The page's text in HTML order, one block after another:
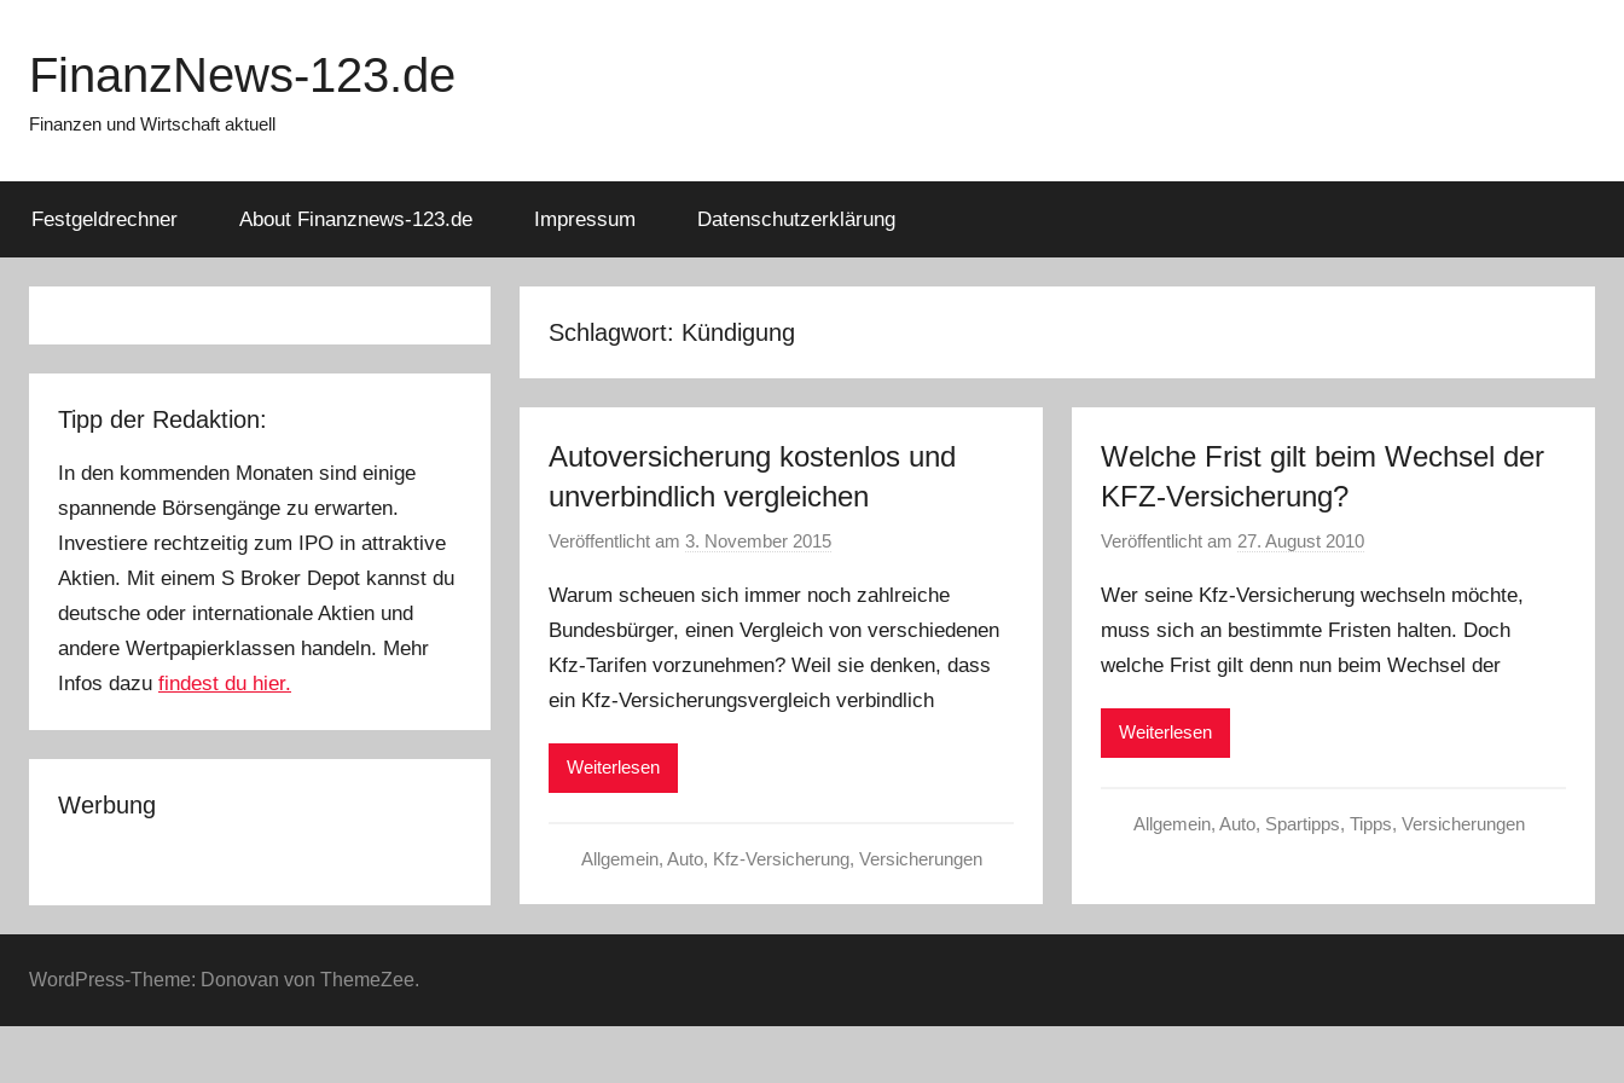
springen
FinanzNews-123.de
Finanzen und Wirtschaft aktuell
Festgeldrechner About Finanznews-123.de Impressum Datenschutzerklärung
Schlagwort: Kündigung
Autoversicherung kostenlos und
unverbindlich vergleichen
Veröffentlicht am 3. November 2015v
n
a
d
m
Warum scheuen sich immer noch zahlreiche
Bundesbürger, einen Vergleich von verschiedenen
Kfz-Tarifen vorzunehmen? Weil sie denken, dass
ein Kfz-Versicherungsvergleich verbindlich
Weiterlesen
Allgemein,Auto, Kfz-Versicherung,Versicherungen
Welche Frist gilt beim Wechsel der
KFZ-Versicherung?
Veröffentlicht am 27. August 2010v
n
C
h
e
Wer seine Kfz-Versicherung wechseln möchte,
muss sich an bestimmte Fristen halten. Doch
welche Frist gilt denn nun beim Wechsel der
Weiterlesen
Allgemein,Auto, Spartipps,Tipps,Versicherungen
Tipp der Redaktion:
In den kommenden Monaten sind einige
spannende Börsengänge zu erwarten.
Investiere rechtzeitig zum IPO in attraktive
Aktien. Mit einem S Broker Depot kannst du
deutsche oder internationale Aktien und
andere Wertpapierklassen handeln. Mehr
Infos dazu findest du hier.
Werbung
WordPress-Theme: Donovan von ThemeZee.